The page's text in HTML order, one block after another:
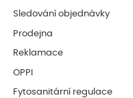
Sledování objednávky
Prodejna
Reklamace
OPPI
Fytosanitární regulace